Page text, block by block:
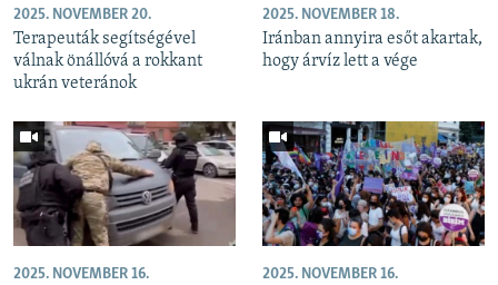
2025. NOVEMBER 20.
Terapeuták segítségével
válnak önállóvá a rokkant
ukrán veteránok
2025. NOVEMBER 18.
Iránban annyira esőt akartak,
hogy árvíz lett a vége
2025. NOVEMBER 16. 2025. NOVEMBER 16.